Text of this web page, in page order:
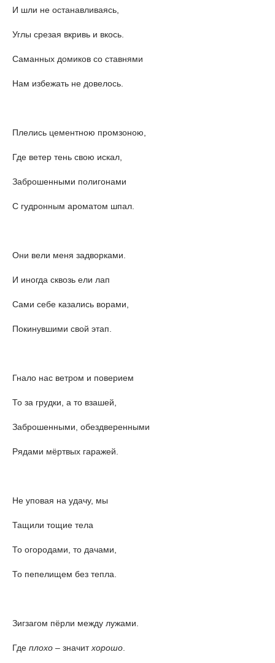
И шли не останавливаясь,
Углы срезая вкривь и вкось.
Саманных домиков со ставнями
Нам избежать не довелось.
Плелись цементною промзоною,
Где ветер тень свою искал,
Заброшенными полигонами
С гудронным ароматом шпал.
Они вели меня задворками.
И иногда сквозь ели лап
Сами себе казались ворами,
Покинувшими свой этап.
Гнало нас ветром и поверием
То за грудки, а то взашей,
Заброшенными, обездверенными
Рядами мёртвых гаражей.
Не уповая на удачу, мы
Тащили тощие тела
То огородами, то дачами,
То пепелищем без тепла.
Зигзагом пёрли между лужами.
Где плохо – значитхорошо